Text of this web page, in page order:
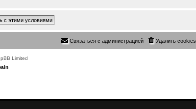
Удалить cookies
Связаться с администрацией
Limited